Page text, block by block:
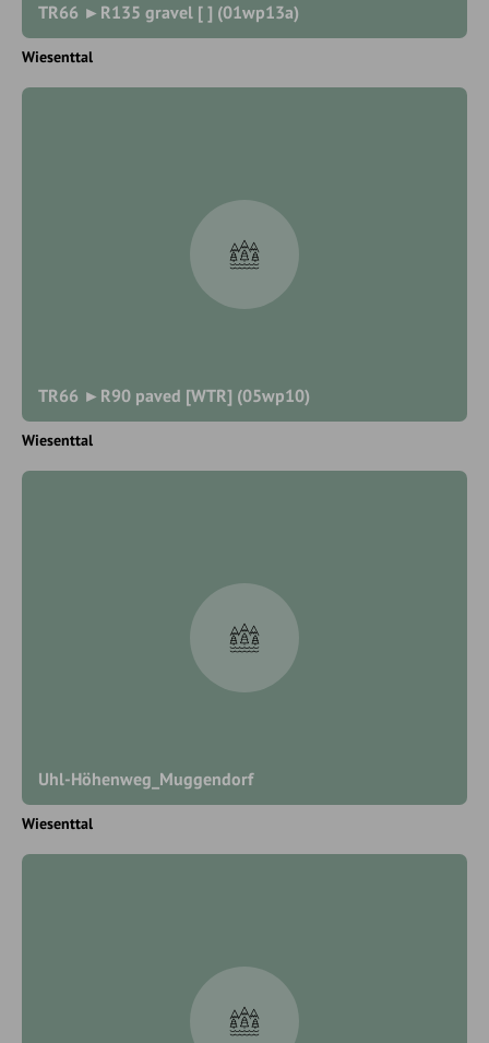
TR66 ►R135 gravel [ ] (01wp13a)
Wiesenttal
TR66 ►R90 paved [WTR] (05wp10)
Wiesenttal
Uhl-Höhenweg_Muggendorf
Wiesenttal